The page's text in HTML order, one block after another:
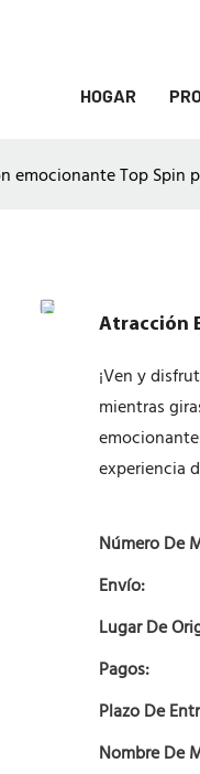
HOGAR
emocionante Top Spin
Atracción
¡Ven y
mientras
experiencia
Número De
Envío:
Lugar De
Pagos:
Plazo De
Nombre De